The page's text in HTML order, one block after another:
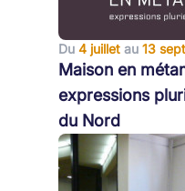
Du 4 juillet au 13
Maison en
expressions
du Nord